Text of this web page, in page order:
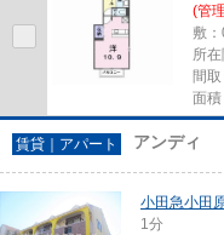
(管
敷
所
間
面
賃貸｜アパート アンディ
小田急小田
1分